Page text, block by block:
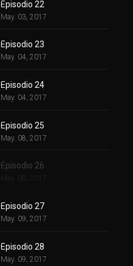
Episodio 22
May. 03, 2017
Episodio 23
May. 04, 2017
Episodio 24
May. 04, 2017
Episodio 25
May. 08, 2017
Episodio 26
May. 08, 2017
Episodio 27
May. 09, 2017
Episodio 28
May. 09, 2017